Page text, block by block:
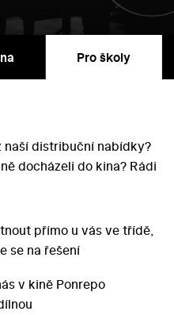
Pro školy
distribuční nabídky?
docházeli do kina? Rádi
přímo u vás ve třídě,
se na řešení
v kině Ponrepo